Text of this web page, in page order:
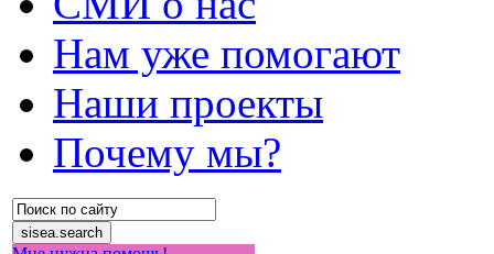
Нам уже помогают
Наши проекты
Почему мы?